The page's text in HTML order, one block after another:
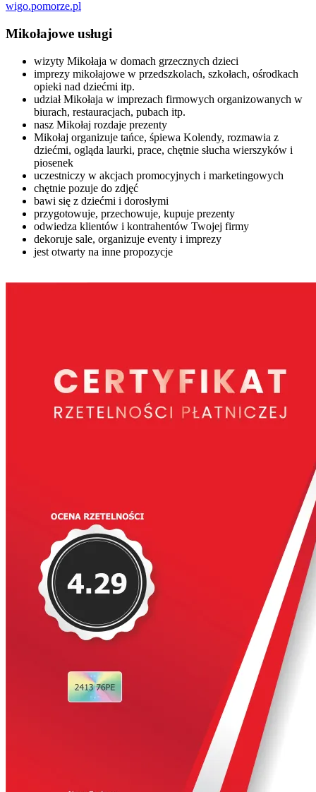
wigo.pomorze.pl
Mikołajowe usługi
wizyty Mikołaja w domach grzecznych dzieci
imprezy mikołajowe w przedszkolach, szkołach, ośrodkach
opieki nad dziećmi itp.
udział Mikołaja w imprezach firmowych organizowanych w
biurach, restauracjach, pubach itp.
nasz Mikołaj rozdaje prezenty
Mikołaj organizuje tańce, śpiewa Kolendy, rozmawia z
dziećmi, ogląda laurki, prace, chętnie słucha wierszyków i
piosenek
uczestniczy w akcjach promocyjnych i marketingowych
chętnie pozuje do zdjęć
bawi się z dziećmi i dorosłymi
przygotowuje, przechowuje, kupuje prezenty
odwiedza klientów i kontrahentów Twojej firmy
dekoruje sale, organizuje eventy i imprezy
jest otwarty na inne propozycje